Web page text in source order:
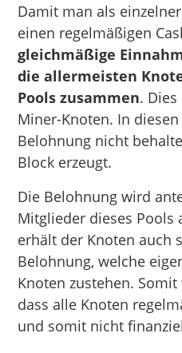
Damit man als
einen regelmäßigen
gleichmäßige
die allermeisten
Pools zusammen.
Miner-Knoten. In
Belohnung nicht
Block erzeugt.
Die Belohnung wird
Mitglieder dieses Pools
erhält der Knoten auch
Belohnung, welche
Knoten zustehen.
dass alle Knoten
und somit nicht